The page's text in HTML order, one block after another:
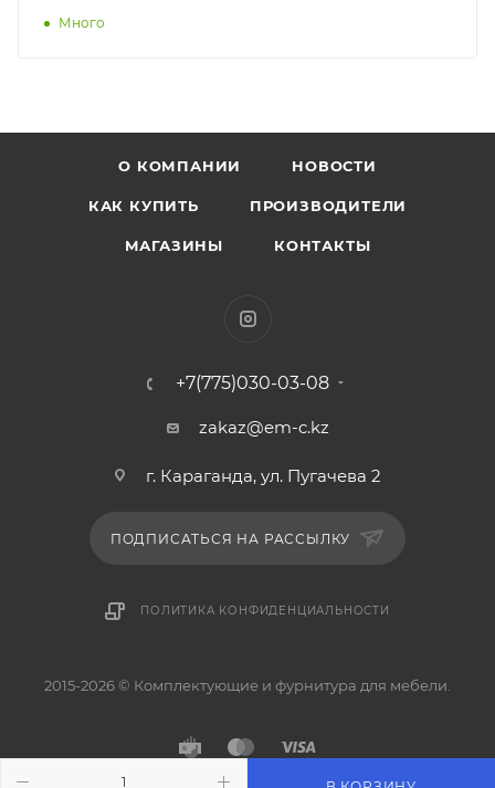
Много
О КОМПАНИИ НОВОСТИ
КАК КУПИТЬ ПРОИЗВОДИТЕЛИ
МАГАЗИНЫ КОНТАКТЫ
+7(775)030-03-08
zakaz@em-c.kz
г. Караганда, ул. Пугачева 2
ПОДПИСАТЬСЯ НА РАССЫЛКУ
ПОЛИТИКА КОНФИДЕНЦИАЛЬНОСТИ
2015-2026 © Комплектующие и фурнитура для мебели.